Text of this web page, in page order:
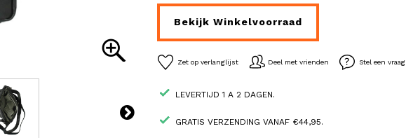
Bekijk Winkelvoorraad
Zet op verlanglijst Deel met vrienden Stel een vraag
LEVERTIJD 1 A 2 DAGEN.
GRATIS VERZENDING VANAF €44,95.